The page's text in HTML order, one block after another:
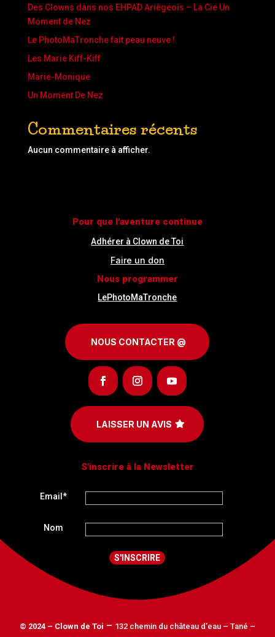
Des Clowns dans nos EHPAD Ariègeois – La Cie Un
Moment de Nez
Le PhotoMaTronche fait peau neuve !
Les Marie Kiff-Kiff
Marie-Monique
Un Moment De Nez
Commentaires récents
Aucun commentaire à afficher.
Pour que l'aventure continue
Adhérer à Clown de Toi
Faire un don
Nous programmer
LePhotoMaTronche
NOUS CONTACTER @
LAISSER UN AVIS
S'inscrire à la Newsletter
Email*
Nom
© 2024 – Clown de Toi – 132 chemin du château d’eau – Tané –